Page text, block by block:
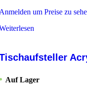
um Preise zu
Auf Lager